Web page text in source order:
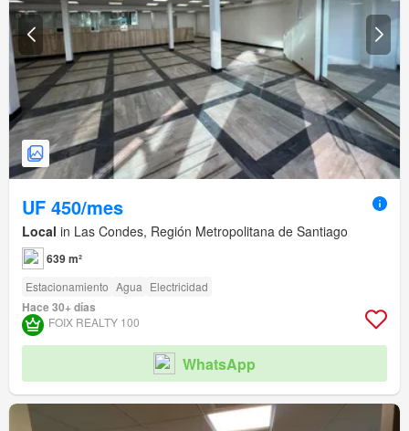
UF 450/mes
Local in Las Condes, Región Metropolitana de Santiago
639 m²
Estacionamiento Agua Electricidad
Hace 30+ días
FOIX REALTY 100
WhatsApp